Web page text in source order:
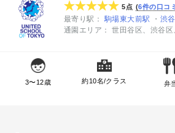
5点 6件の口コ
最寄り駅 駒場東大前駅 渋
通園エリア
世田谷区 渋谷区
3〜12歳 約10名/クラス 弁